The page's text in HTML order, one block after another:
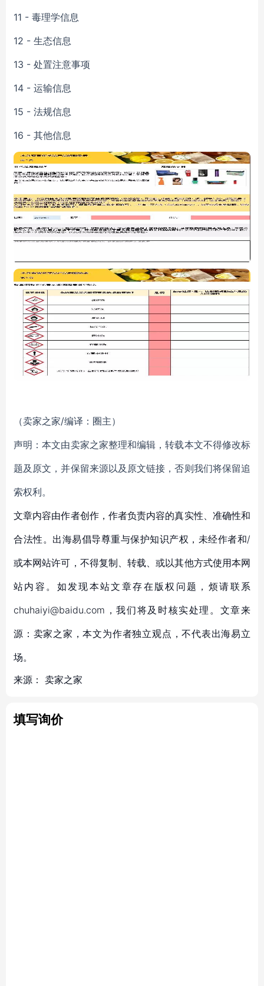
11 - 毒理学信息
12 - 生态信息
13 - 处置注意事项
14 - 运输信息
15 - 法规信息
16 - 其他信息
（卖家之家/编译：圈主）
声明：本文由卖家之家整理和编辑，转载本文不得修改标
题及原文，并保留来源以及原文链接，否则我们将保留追
索权利。
文章内容由作者创作，作者负责内容的真实性、准确性和
合法性。出海易倡导尊重与保护知识产权，未经作者和/
或本网站许可，不得复制、转载、或以其他方式使用本网
站内容。如发现本站文章存在版权问题，烦请联系
chuhaiyi@baidu.com，我们将及时核实处理。文章来
源：卖家之家，本文为作者独立观点，不代表出海易立
场。
来源： 卖家之家
填写询价